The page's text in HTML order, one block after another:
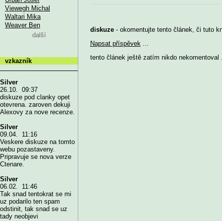
diskuze- okomentujte tento článek, či tuto
Napsat příspěvek...
tento článek ještě zatím nikdo nekomentoval
Viewegh Michal
Waltari Mika
Weaver Ben
další
vzkazník
Silver
26.10. 09:37
diskuze pod clanky opet
otevrena. zaroven dekuji
Alexovy za nove recenze.
Silver
09.04. 11:16
Veskere diskuze na tomto
webu pozastaveny.
Pripravuje se nova verze
Ctenare.
Silver
06.02. 11:46
Tak snad tentokrat se mi
uz podarilo ten spam
odstinit, tak snad se uz
tady neobjevi